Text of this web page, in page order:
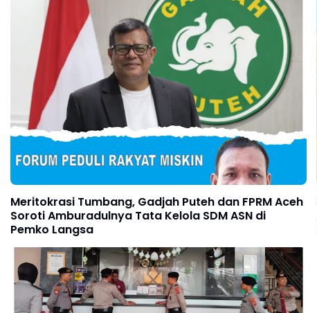
Meritokrasi Tumbang, Gadjah Puteh dan FPRM Aceh
Soroti Amburadulnya Tata Kelola SDM ASN di
Pemko Langsa